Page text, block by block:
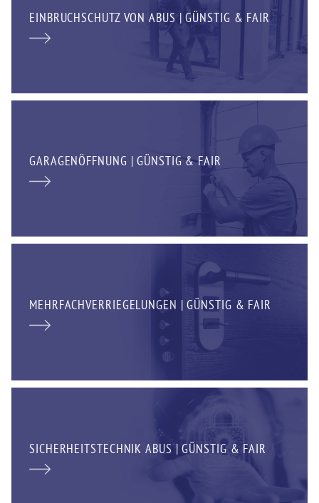
EINBRUCHSCHUTZ VON ABUS | GÜNSTIG & FAIR
GARAGENÖFFNUNG | GÜNSTIG & FAIR
MEHRFACHVERRIEGELUNGEN | GÜNSTIG & FAIR
SICHERHEITSTECHNIK ABUS | GÜNSTIG & FAIR